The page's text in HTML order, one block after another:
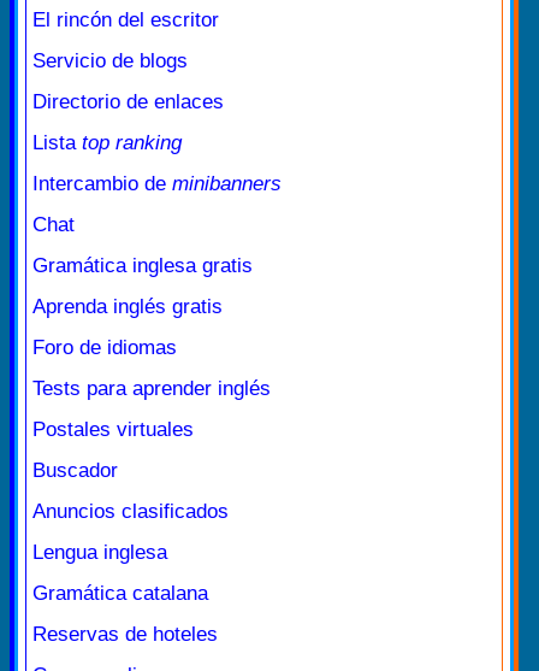
El rincón del escritor
Servicio de blogs
Directorio de enlaces
Lista top ranking
Intercambio de minibanners
Chat
Gramática inglesa gratis
Aprenda inglés gratis
Foro de idiomas
Tests para aprender inglés
Postales virtuales
Buscador
Anuncios clasificados
Lengua inglesa
Gramática catalana
Reservas de hoteles